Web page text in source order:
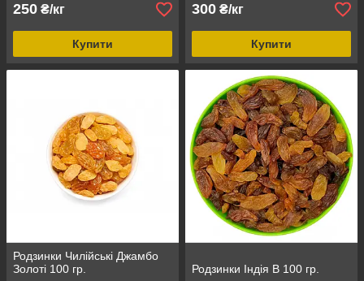
250 ₴/кг
Купити
300 ₴/кг
Купити
Родзинки Чилійські Джамбо
Золоті 100 гр.
Родзинки Індія В 100 гр.